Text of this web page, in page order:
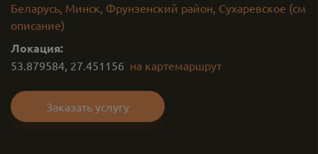
Беларусь, Минск, Фрунзенский район, Сухаревское (см
описание)
Локация:
53.879584, 27.451156 на картемаршрут
Заказать услугу